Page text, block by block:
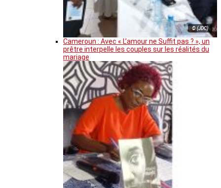
© (JDC)
Cameroun : Avec « L’amour ne Suffit pas ? », un
prêtre interpelle les couples sur les réalités du
mariage